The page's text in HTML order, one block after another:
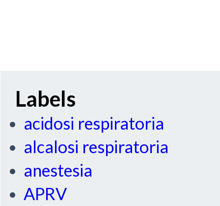
Labels
acidosi respiratoria
alcalosi respiratoria
anestesia
APRV